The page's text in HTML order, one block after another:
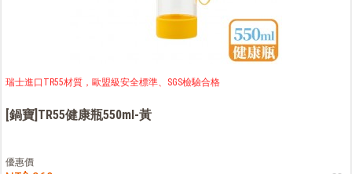
瑞士進口TR55材質，歐盟級安全標準、SGS檢驗合格
[鍋寶]TR55健康瓶550ml-黃
優惠價